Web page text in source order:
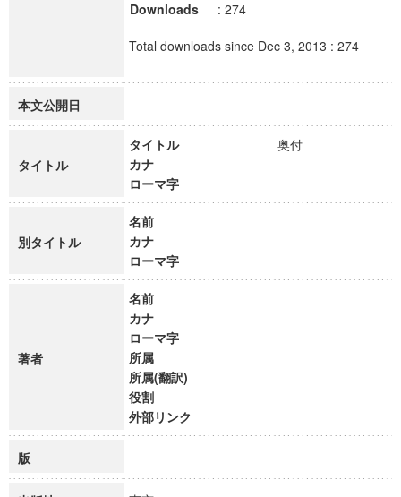
Downloads
: 274
Total downloads since Dec 3, 2013 : 274
本文公開日
タイトル
タイトル
奥付
カナ
ローマ字
別タイトル
名前
カナ
ローマ字
著者
名前
カナ
ローマ字
所属
所属(翻訳)
役割
外部リンク
版